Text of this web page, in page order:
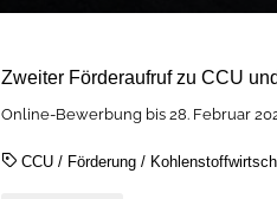
Zweiter Förderaufruf zu CCU
Online-Bewerbung bis 28. Februar
CCU / Förderung /